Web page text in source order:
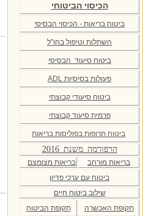
הכיסוי הביטוחי
ביטוח בריאות - הכיסוי הבסיסי
השתלות וטיפול בחו"ל
ביטוח סיעוד הבסיסי
פעולות בסיסיות ADL
ביטוח סיעודי קבוצתי
פרמית סיעוד קבוצתי
ביטוח תרופות בפוליסות בריאות
הרפורמה_משנת_2016
בריאות מורחב
בריאות מצומצם
ביטוח עם ערכי פדיון
שילוב ביטוח חיים
תקופת האכשרה
תקופת הביטוח